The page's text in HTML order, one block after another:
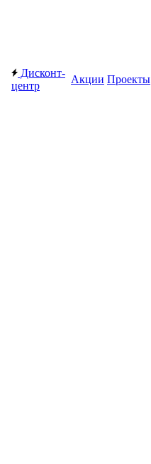
Дисконт-
центр
Акции Проекты